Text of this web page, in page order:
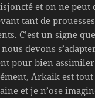
et on ne peut
tant de
C’est un signe
devons
pour bien
Arkaik est
et je n’ose